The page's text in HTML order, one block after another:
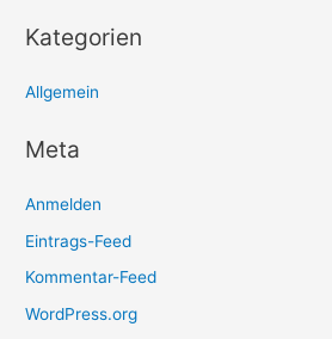
Kategorien
Allgemein
Meta
Anmelden
Eintrags-Feed
Kommentar-Feed
WordPress.org